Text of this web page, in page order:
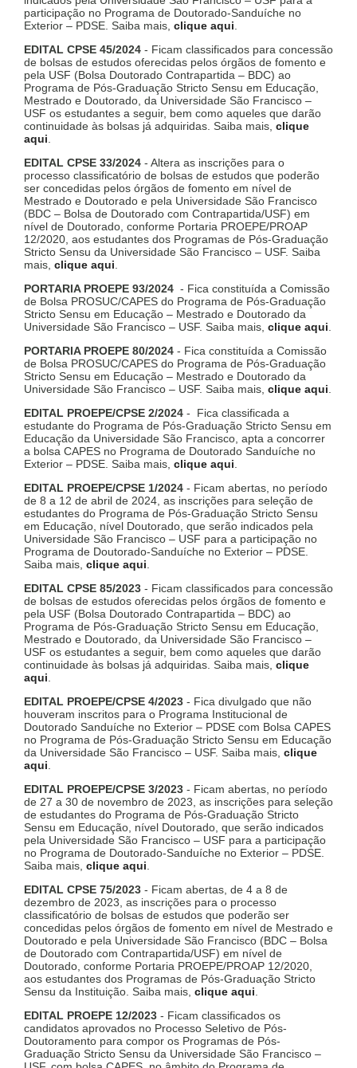
participação no Programa de Doutorado-Sanduíche no
Exterior – PDSE. Saiba mais, clique aqui.
EDITAL CPSE 45/2024 - Ficam classificados para concessão
de bolsas de estudos oferecidas pelos órgãos de fomento e
pela USF (Bolsa Doutorado Contrapartida – BDC) ao
Programa de Pós-Graduação Stricto Sensu em Educação,
Mestrado e Doutorado, da Universidade São Francisco –
USF os estudantes a seguir, bem como aqueles que darão
continuidade às bolsas já adquiridas. Saiba mais, clique
aqui.
EDITAL CPSE 33/2024 - Altera as inscrições para o
processo classificatório de bolsas de estudos que poderão
ser concedidas pelos órgãos de fomento em nível de
Mestrado e Doutorado e pela Universidade São Francisco
(BDC – Bolsa de Doutorado com Contrapartida/USF) em
nível de Doutorado, conforme Portaria PROEPE/PROAP
12/2020, aos estudantes dos Programas de Pós-Graduação
Stricto Sensu da Universidade São Francisco – USF. Saiba
mais, clique aqui.
PORTARIA PROEPE 93/2024 - Fica constituída a Comissão
de Bolsa PROSUC/CAPES do Programa de Pós-Graduação
Stricto Sensu em Educação – Mestrado e Doutorado da
Universidade São Francisco – USF. Saiba mais, clique aqui.
PORTARIA PROEPE 80/2024 - Fica constituída a Comissão
de Bolsa PROSUC/CAPES do Programa de Pós-Graduação
Stricto Sensu em Educação – Mestrado e Doutorado da
Universidade São Francisco – USF. Saiba mais, clique aqui.
EDITAL PROEPE/CPSE 2/2024 - Fica classificada a
estudante do Programa de Pós-Graduação Stricto Sensu em
Educação da Universidade São Francisco, apta a concorrer
a bolsa CAPES no Programa de Doutorado Sanduíche no
Exterior – PDSE. Saiba mais, clique aqui.
EDITAL PROEPE/CPSE 1/2024 - Ficam abertas, no período
de 8 a 12 de abril de 2024, as inscrições para seleção de
estudantes do Programa de Pós-Graduação Stricto Sensu
em Educação, nível Doutorado, que serão indicados pela
Universidade São Francisco – USF para a participação no
Programa de Doutorado-Sanduíche no Exterior – PDSE.
Saiba mais, clique aqui.
EDITAL CPSE 85/2023 - Ficam classificados para concessão
de bolsas de estudos oferecidas pelos órgãos de fomento e
pela USF (Bolsa Doutorado Contrapartida – BDC) ao
Programa de Pós-Graduação Stricto Sensu em Educação,
Mestrado e Doutorado, da Universidade São Francisco –
USF os estudantes a seguir, bem como aqueles que darão
continuidade às bolsas já adquiridas. Saiba mais, clique
aqui.
EDITAL PROEPE/CPSE 4/2023 - Fica divulgado que não
houveram inscritos para o Programa Institucional de
Doutorado Sanduíche no Exterior – PDSE com Bolsa CAPES
no Programa de Pós-Graduação Stricto Sensu em Educação
da Universidade São Francisco – USF. Saiba mais, clique
aqui.
EDITAL PROEPE/CPSE 3/2023 - Ficam abertas, no período
de 27 a 30 de novembro de 2023, as inscrições para seleção
de estudantes do Programa de Pós-Graduação Stricto
Sensu em Educação, nível Doutorado, que serão indicados
pela Universidade São Francisco – USF para a participação
no Programa de Doutorado-Sanduíche no Exterior – PDSE.
Saiba mais, clique aqui.
EDITAL CPSE 75/2023 - Ficam abertas, de 4 a 8 de
dezembro de 2023, as inscrições para o processo
classificatório de bolsas de estudos que poderão ser
concedidas pelos órgãos de fomento em nível de Mestrado e
Doutorado e pela Universidade São Francisco (BDC – Bolsa
de Doutorado com Contrapartida/USF) em nível de
Doutorado, conforme Portaria PROEPE/PROAP 12/2020,
aos estudantes dos Programas de Pós-Graduação Stricto
Sensu da Instituição. Saiba mais, clique aqui.
EDITAL PROEPE 12/2023 - Ficam classificados os
candidatos aprovados no Processo Seletivo de Pós-
Doutoramento para compor os Programas de Pós-
Graduação Stricto Sensu da Universidade São Francisco –